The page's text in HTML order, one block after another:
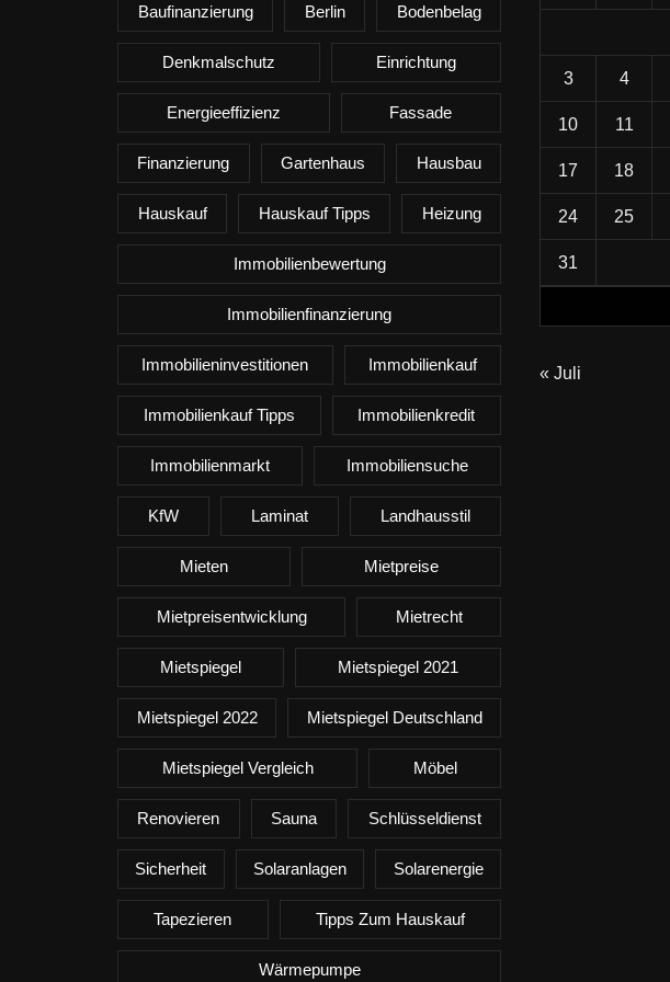
Baufinanzierung Berlin Bodenbelag
Denkmalschutz Einrichtung
Energieeffizienz Fassade
Finanzierung Gartenhaus Hausbau
Hauskauf Hauskauf Tipps Heizung
Immobilienbewertung
Immobilienfinanzierung
Immobilieninvestitionen Immobilienkauf
Immobilienkauf Tipps Immobilienkredit
Immobilienmarkt Immobiliensuche
KfW Laminat Landhausstil
Mieten Mietpreise
Mietpreisentwicklung Mietrecht
Mietspiegel Mietspiegel 2021
Mietspiegel 2022 Mietspiegel Deutschland
Mietspiegel Vergleich Möbel
Renovieren Sauna Schlüsseldienst
Sicherheit Solaranlagen Solarenergie
Tapezieren Tipps Zum Hauskauf
Wärmepumpe
3 4
10 11
17 18
24 25
31
« Juli